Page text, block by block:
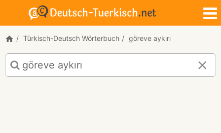
Türkisch-Deutsch Wörterbuch göreve aykırı
Türkisch-
Deutsch
Übersetzung